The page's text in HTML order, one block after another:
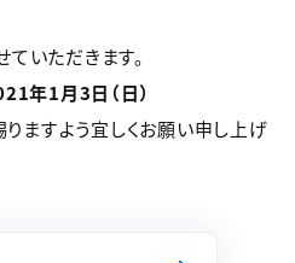
いただきます。
年1月3日（日）
ますよう宜しくお願い申し上げ